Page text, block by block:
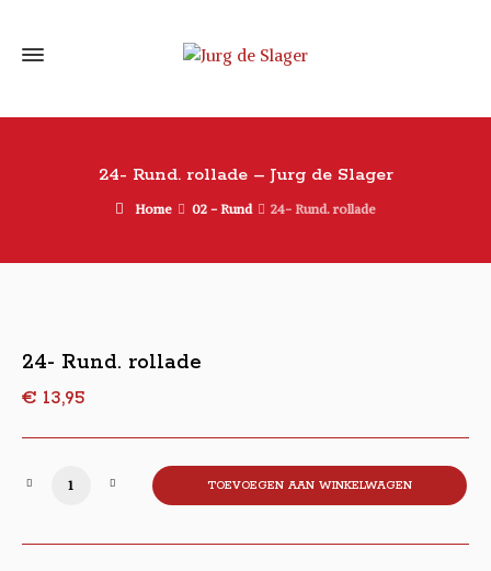
24- Rund. rollade – Jurg de Slager
Home 02 - Rund 24- Rund. rollade
24- Rund. rollade
€ 13,95
24- Rund. rollade aantalTOEVOEGEN AAN WINKELWAGEN